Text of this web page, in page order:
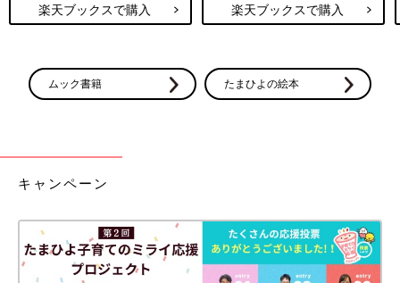
楽天ブックスで購入 楽天ブックスで購入
ムック書籍 たまひよの絵本
キャンペーン